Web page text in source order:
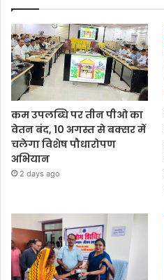
कम उपलब्धि पर तीन पीओ का
वेतन बंद, 10 अगस्त से बक्सर में
चलेगा विशेष पौधारोपण
अभियान
2 days ago